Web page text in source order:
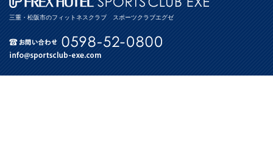
三重・松阪市のフィットネスクラブ スポーツクラブエグゼ